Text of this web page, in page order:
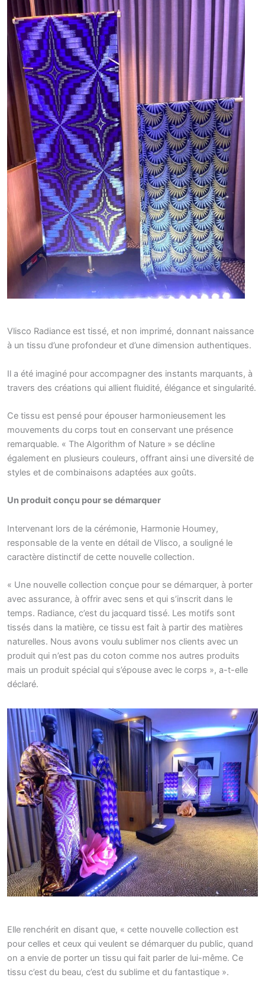
Vlisco Radiance est tissé, et non imprimé, donnant naissance
à un tissu d’une profondeur et d’une dimension authentiques.
Il a été imaginé pour accompagner des instants marquants, à
travers des créations qui allient fluidité, élégance et singularité.
Ce tissu est pensé pour épouser harmonieusement les
mouvements du corps tout en conservant une présence
remarquable. « The Algorithm of Nature » se décline
également en plusieurs couleurs, offrant ainsi une diversité de
styles et de combinaisons adaptées aux goûts.
Un produit conçu pour se démarquer
Intervenant lors de la cérémonie, Harmonie Houmey,
responsable de la vente en détail de Vlisco, a souligné le
caractère distinctif de cette nouvelle collection.
« Une nouvelle collection conçue pour se démarquer, à porter
avec assurance, à offrir avec sens et qui s’inscrit dans le
temps. Radiance, c’est du jacquard tissé. Les motifs sont
tissés dans la matière, ce tissu est fait à partir des matières
naturelles. Nous avons voulu sublimer nos clients avec un
produit qui n’est pas du coton comme nos autres produits
mais un produit spécial qui s’épouse avec le corps », a-t-elle
déclaré.
Elle renchérit en disant que, « cette nouvelle collection est
pour celles et ceux qui veulent se démarquer du public, quand
on a envie de porter un tissu qui fait parler de lui-même. Ce
tissu c’est du beau, c’est du sublime et du fantastique ».